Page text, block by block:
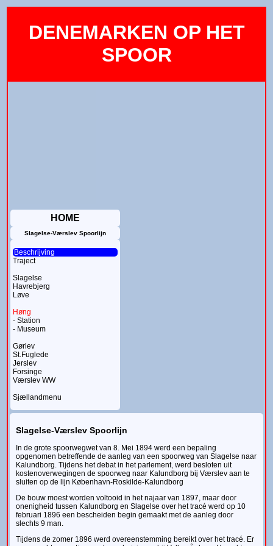
DENEMARKEN OP HET
SPOOR
HOME
Slagelse-Værslev Spoorlijn
Beschrijving
Traject
Slagelse
Havrebjerg
Løve
Høng
- Station
- Museum
Gørlev
St.Fuglede
Jerslev
Forsinge
Værslev WW
Sjællandmenu
Slagelse-Værslev Spoorlijn
In de grote spoorwegwet van 8. Mei 1894 werd een bepaling
opgenomen betreffende de aanleg van een spoorweg van Slagelse naar
Kalundborg. Tijdens het debat in het parlement, werd besloten uit
kostenoverwegingen de spoorweg naar Kalundborg bij Værslev aan te
sluiten op de lijn København-Roskilde-Kalundborg
De bouw moest worden voltooid in het najaar van 1897, maar door
onenigheid tussen Kalundborg en Slagelse over het tracé werd op 10
februari 1896 een bescheiden begin gemaakt met de aanleg door
slechts 9 man.
Tijdens de zomer 1896 werd overeenstemming bereikt over het tracé. Er